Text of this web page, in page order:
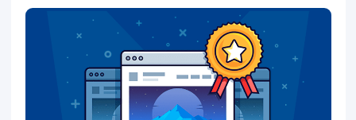
Полное руководство для
начинающих
Это полное руководство по работе с файлом robots.txt
обеспечит вас всем необходимым для успешного
управления индексацией вашего сайта. Вы найдете
подробные инструкции, примеры и рекомендации по